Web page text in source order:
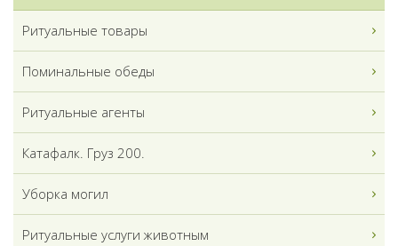
Ритуальные товары
Поминальные обеды
Ритуальные агенты
Катафалк. Груз 200.
Уборка могил
Ритуальные услуги животным